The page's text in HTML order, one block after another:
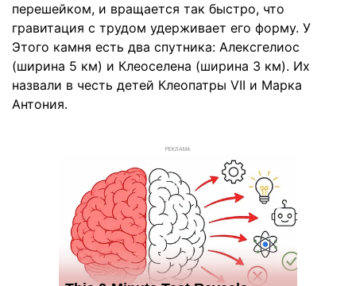
перешейком, и вращается так быстро, что
гравитация с трудом удерживает его форму. У
Этого камня есть два спутника: Алексгелиос
(ширина 5 км) и Клеоселена (ширина 3 км). Их
назвали в честь детей Клеопатры VII и Марка
Антония.
РЕКЛАМА